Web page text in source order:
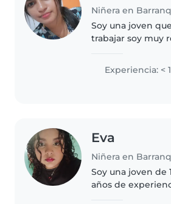
Niñera en
Soy una joven
trabajar soy muy
mucho los niños ,
atenderlos , me gusta poner
Experiencia: <
Eva
Niñera en
Soy una joven de
años de